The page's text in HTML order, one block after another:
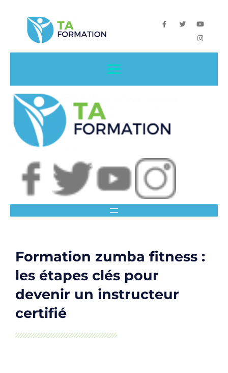
Formation zumba fitness :
les étapes clés pour
devenir un instructeur
certifié